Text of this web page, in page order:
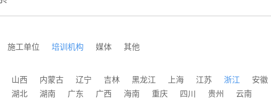
施工单位 培训机构 媒体 其他
山西 内蒙古 辽宁 吉林 黑龙江 上海 江苏 浙江
安徽
湖北 湖南 广东 广西 海南 重庆 四川 贵州
云南